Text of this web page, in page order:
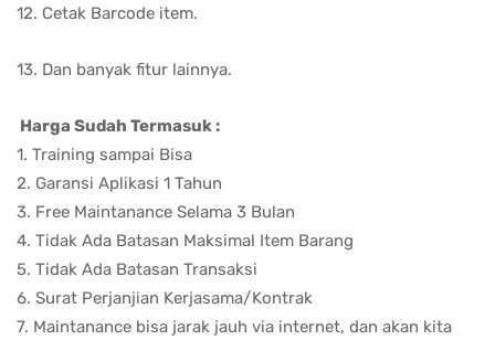
12. Cetak Barcode item.
13. Dan banyak fitur lainnya.
Harga Sudah Termasuk :
1. Training sampai Bisa
2. Garansi Aplikasi 1 Tahun
3. Free Maintanance Selama 3 Bulan
4. Tidak Ada Batasan Maksimal Item Barang
5. Tidak Ada Batasan Transaksi
6. Surat Perjanjian Kerjasama/Kontrak
7. Maintanance bisa jarak jauh via internet, dan akan kita